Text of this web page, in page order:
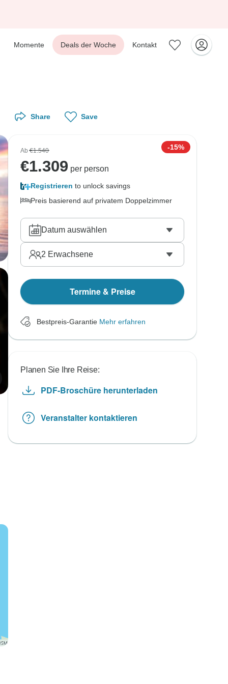
Momente Deals der Woche Kontakt
Share Save
Ab€1.540 -15%
€1.309 per person
Registrieren to unlock savings
Preis basierend auf privatem Doppelzimmer
Datum auswählen
2 Erwachsene
Termine & Preise
Bestpreis-Garantie Mehr erfahren
Planen Sie Ihre Reise:
PDF-Broschüre herunterladen
Veranstalter kontaktieren